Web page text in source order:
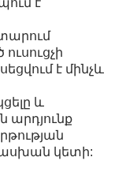
է
է մինչև
և
կետի: